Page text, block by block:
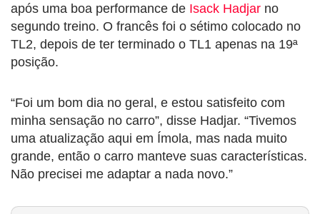
após uma boa performance de Isack Hadjar no
segundo treino. O francês foi o sétimo colocado no
TL2, depois de ter terminado o TL1 apenas na 19ª
posição.
“Foi um bom dia no geral, e estou satisfeito com
minha sensação no carro”, disse Hadjar. “Tivemos
uma atualização aqui em Ímola, mas nada muito
grande, então o carro manteve suas características.
Não precisei me adaptar a nada novo.”